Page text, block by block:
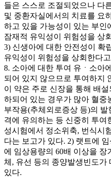
들은 스스로 조절되었으나 다
및 중환자실에서의 치료를 요
하고 있을 가능성이 있는 부인
잠재적 유익성이 위험성을 상
3) 신생아에 대한 안전성이 확
유익성이 위험성을 상회한다
8. 소아에 대한 투여 유ㆍ소아
되어 있지 않으므로 투여하지
이 약은 주로 신장을 통해 배
하되어 있는 경우가 많아 혈중
부작용(추체외로증상 등)의
격에 유의하는 등 신중히 투여
성시험에서 정소위축, 번식시
다는 보고가 있다. 2) 랫트에
에 임상용량의 60배 이상을
체, 유선 등의 종양발생빈도
있다.